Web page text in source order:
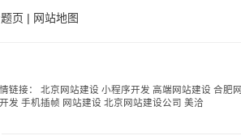
页 | 网站地图
链接： 北京网站建设 小程序开发 高端网站建设 合肥
发 手机插帧 网站建设 北京网站建设公司 美洽